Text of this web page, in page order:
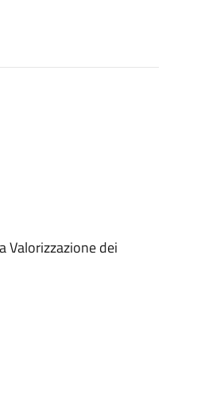
Valorizzazione dei